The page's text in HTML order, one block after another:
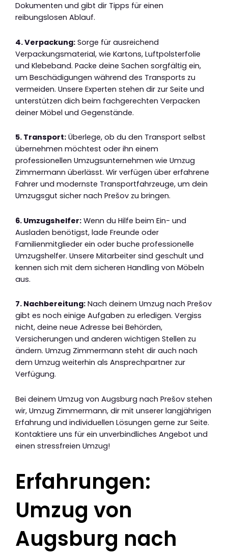
Dokumenten und gibt dir Tipps für einen
reibungslosen Ablauf.
4. Verpackung: Sorge für ausreichend
Verpackungsmaterial, wie Kartons, Luftpolsterfolie
und Klebeband. Packe deine Sachen sorgfältig ein,
um Beschädigungen während des Transports zu
vermeiden. Unsere Experten stehen dir zur Seite und
unterstützen dich beim fachgerechten Verpacken
deiner Möbel und Gegenstände.
5. Transport: Überlege, ob du den Transport selbst
übernehmen möchtest oder ihn einem
professionellen Umzugsunternehmen wie Umzug
Zimmermann überlässt. Wir verfügen über erfahrene
Fahrer und modernste Transportfahrzeuge, um dein
Umzugsgut sicher nach Prešov zu bringen.
6. Umzugshelfer: Wenn du Hilfe beim Ein- und
Ausladen benötigst, lade Freunde oder
Familienmitglieder ein oder buche professionelle
Umzugshelfer. Unsere Mitarbeiter sind geschult und
kennen sich mit dem sicheren Handling von Möbeln
aus.
7. Nachbereitung: Nach deinem Umzug nach Prešov
gibt es noch einige Aufgaben zu erledigen. Vergiss
nicht, deine neue Adresse bei Behörden,
Versicherungen und anderen wichtigen Stellen zu
ändern. Umzug Zimmermann steht dir auch nach
dem Umzug weiterhin als Ansprechpartner zur
Verfügung.
Bei deinem Umzug von Augsburg nach Prešov stehen
wir, Umzug Zimmermann, dir mit unserer langjährigen
Erfahrung und individuellen Lösungen gerne zur Seite.
Kontaktiere uns für ein unverbindliches Angebot und
einen stressfreien Umzug!
Erfahrungen:
Umzug von
Augsburg nach